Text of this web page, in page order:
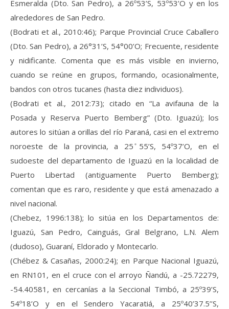
Esmeralda (Dto. San Pedro), a 26º53’S, 53º53’O y en los
alrededores de San Pedro.
(Bodrati et al., 2010:46); Parque Provincial Cruce Caballero
(Dto. San Pedro), a 26°31’S, 54°00’O; Frecuente, residente
y nidificante. Comenta que es más visible en invierno,
cuando se reúne en grupos, formando, ocasionalmente,
bandos con otros tucanes (hasta diez individuos).
(Bodrati et al., 2012:73); citado en “La avifauna de la
Posada y Reserva Puerto Bemberg” (Dto. Iguazú); los
autores lo sitúan a orillas del río Paraná, casi en el extremo
noroeste de la provincia, a 25 ̊55’S, 54º37’O, en el
sudoeste del departamento de Iguazú en la localidad de
Puerto Libertad (antiguamente Puerto Bemberg);
comentan que es raro, residente y que está amenazado a
nivel nacional.
(Chebez, 1996:138); lo sitúa en los Departamentos de:
Iguazú, San Pedro, Cainguás, Gral Belgrano, L.N. Alem
(dudoso), Guaraní, Eldorado y Montecarlo.
(Chébez & Casañas, 2000:24); en Parque Nacional Iguazú,
en RN101, en el cruce con el arroyo Ñandú, a -25.72279,
-54.40581, en cercanías a la Seccional Timbó, a 25º39’S,
54º18’O y en el Sendero Yacaratiá, a 25º40’37.5’’S,